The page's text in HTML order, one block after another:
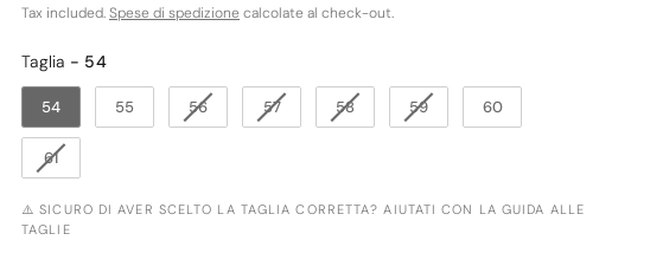
Tax included.Spese di spedizione calcolate al check-out.
Taglia
Taglia - 54
54 55 56 57 58 59 60
61
⚠️ SICURO DI AVER SCELTO LA TAGLIA CORRETTA? AIUTATI CON LA GUIDA ALLE
TAGLIE